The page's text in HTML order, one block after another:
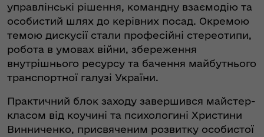
управлінські рішення, командну взаємодію та
особистий шлях до керівних посад. Окремою
темою дискусії стали професійні стереотипи,
робота в умовах війни, збереження
внутрішнього ресурсу та бачення майбутнього
транспортної галузі України.
Практичний блок заходу завершився майстер-
класом від коучині та психологині Христини
Винниченко, присвяченим розвитку особистої